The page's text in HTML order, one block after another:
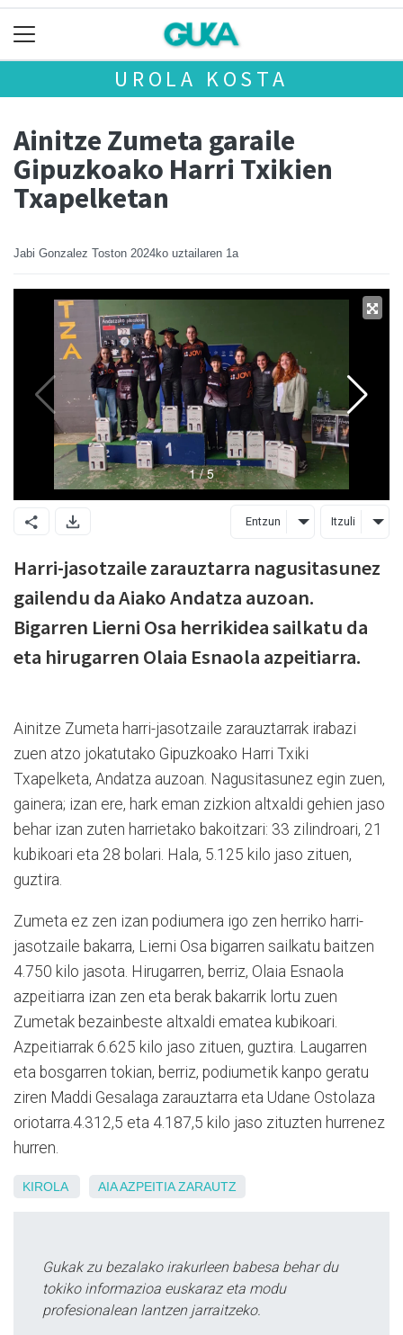
UROLA KOSTA
Ainitze Zumeta garaile
Gipuzkoako Harri Txikien
Txapelketan
Jabi Gonzalez Toston 2024ko uztailaren 1a
Entzun Itzuli
Harri-jasotzaile zarauztarra nagusitasunez
gailendu da Aiako Andatza auzoan.
Bigarren Lierni Osa herrikidea sailkatu da
eta hirugarren Olaia Esnaola azpeitiarra.
Ainitze Zumeta harri-jasotzaile zarauztarrak irabazi
zuen atzo jokatutako Gipuzkoako Harri Txiki
Txapelketa, Andatza auzoan. Nagusitasunez egin zuen,
gainera; izan ere, hark eman zizkion altxaldi gehien jaso
behar izan zuten harrietako bakoitzari: 33 zilindroari, 21
kubikoari eta 28 bolari. Hala, 5.125 kilo jaso zituen,
guztira.
Zumeta ez zen izan podiumera igo zen herriko harri-
jasotzaile bakarra, Lierni Osa bigarren sailkatu baitzen
4.750 kilo jasota. Hirugarren, berriz, Olaia Esnaola
azpeitiarra izan zen eta berak bakarrik lortu zuen
Zumetak bezainbeste altxaldi ematea kubikoari.
Azpeitiarrak 6.625 kilo jaso zituen, guztira. Laugarren
eta bosgarren tokian, berriz, podiumetik kanpo geratu
ziren Maddi Gesalaga zarauztarra eta Udane Ostolaza
oriotarra.4.312,5 eta 4.187,5 kilo jaso zituzten hurrenez
hurren.
KIROLA AIAAZPEITIA ZARAUTZ
Gukak zu bezalako irakurleen babesa behar du
tokiko informazioa euskaraz eta modu
profesionalean lantzen jarraitzeko.